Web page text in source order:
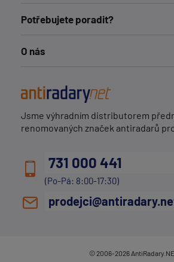
Potřebujete poradit?
O nás
Jsme výhradním distributorem
renomovaných značek antiradarů pro
731 000 441
(Po-Pá: 8:00-17:30)
© 2006-2026